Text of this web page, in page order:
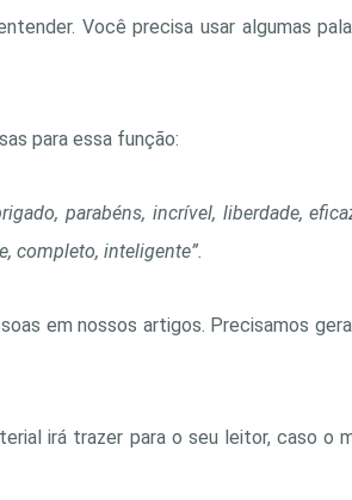
Você precisa usar algumas
para essa função:
parabéns, incrível, liberdade,
completo, inteligente”.
em nossos artigos. Precisamos
irá trazer para o seu leitor, caso o